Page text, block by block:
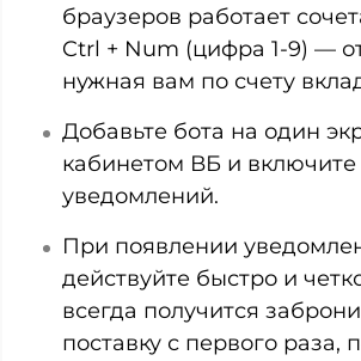
браузеров работает
Ctrl + Num (цифра 1-9) —
нужная вам по счету
Добавьте бота на один
кабинетом ВБ и включите
уведомлений.
При появлении
действуйте быстро и
всегда получится
поставку с первого раза,